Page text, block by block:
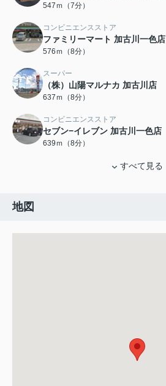
547ｍ（7分）
コンビニエンスストア
ファミリーマート 加古川一色店
576ｍ（8分）
スーパー
（株）山陽マルナカ 加古川店
637ｍ（8分）
コンビニエンスストア
セブン−イレブン 加古川一色店
639ｍ（8分）
すべて見る
地図